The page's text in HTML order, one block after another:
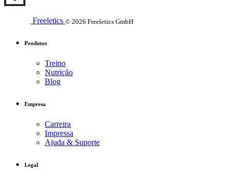
Freeletics © 2026 Freeletics GmbH
Produtos
Treino
Nutrição
Blog
Empresa
Carreira
Impressa
Ajuda & Suporte
Legal